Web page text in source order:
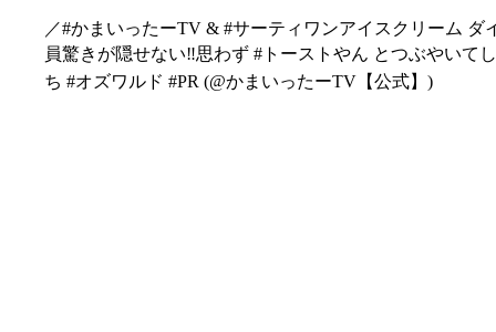
／#かまいったーTV & #サーティワンアイスクリーム
員驚きが隠せない‼️思わず #トーストやん とつぶやい
ち #オズワルド #PR (@かまいったーTV【公式】)